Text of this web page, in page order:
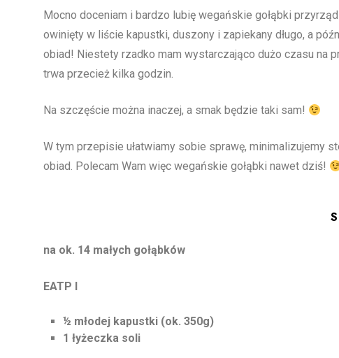
Mocno doceniam i bardzo lubię wegańskie gołąbki
owinięty w liście kapustki, duszony i zapiekany długo, a
obiad! Niestety rzadko mam wystarczająco dużo czasu na
trwa przecież kilka godzin.
Na szczęście można inaczej, a smak będzie taki sam!
W tym przepisie ułatwiamy sobie sprawę, minimalizujemy
obiad. Polecam Wam więc wegańskie gołąbki nawet dziś!
na ok. 14 małych gołąbków
EATP I
½ młodej kapustki (ok. 350g)
1 łyżeczka soli